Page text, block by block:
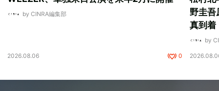
by CINRA編集部
2026.08.06 0
野圭吾
真到着
by